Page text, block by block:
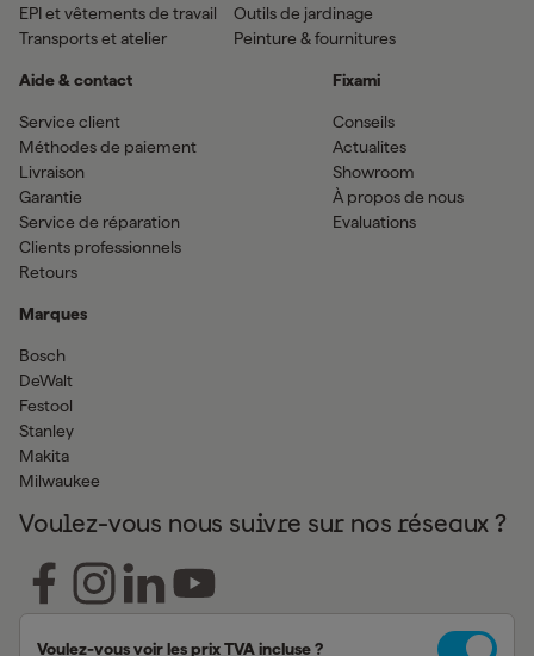
EPI et vêtements de travail
Transports et atelier
Outils de jardinage
Peinture & fournitures
Aide & contact
Service client
Méthodes de paiement
Livraison
Garantie
Service de réparation
Clients professionnels
Retours
Marques
Bosch
DeWalt
Festool
Stanley
Makita
Milwaukee
Fixami
Conseils
Actualites
Showroom
À propos de nous
Evaluations
Voulez-vous nous suivre sur nos réseaux ?
Voulez-vous voir les prix TVA incluse ?